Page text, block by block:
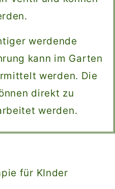
werdende
kann im Garten
werden. Die
direkt zu
werden.